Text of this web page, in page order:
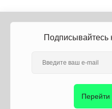
Подписывайтесь
Перейти